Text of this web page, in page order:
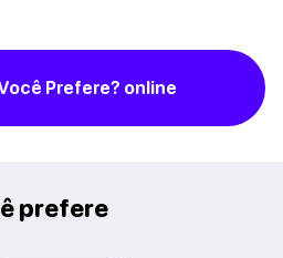
Prefere? online
prefere